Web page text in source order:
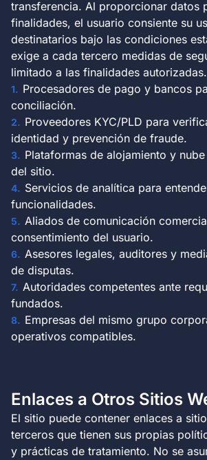
transferencia. Al proporcionar datos
finalidades, el usuario consiente su
destinatarios bajo las condiciones
exige a cada tercero medidas de
limitado a las finalidades autorizadas.
Procesadores de pago y bancos
conciliación.
Proveedores KYC/PLD para
identidad y prevención de fraude.
Plataformas de alojamiento y
del sitio.
Servicios de analítica para
funcionalidades.
Aliados de comunicación
consentimiento del usuario.
Asesores legales, auditores y
de disputas.
Autoridades competentes ante
fundados.
Empresas del mismo grupo
operativos compatibles.
Enlaces a Otros Sitios
El sitio puede contener enlaces a
terceros que tienen sus propias
y prácticas de tratamiento. No se